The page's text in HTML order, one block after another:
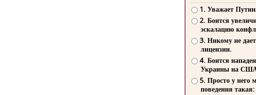
1. Уважает
2. Боится
эскалацию
3. Никому не
лицензии.
4. Боится
Украины на
5. Просто у него
поведения такая: